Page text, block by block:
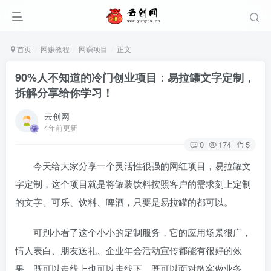
首页 网赚教程 网赚项目 正文
90%人不知道的冷门创业项目：易拉罐文字定制，
拆解分享给你学习！
云创网
4年前更新
0 174 5
今天给大家分享一个灵活性很强的网红项目，易拉罐文
字定制，这个项目就是将罐装饮料按照客户的需求刻上定制
的文字、可乐、饮料、啤酒，只要是易拉罐的都可以。
可别小看了这个小小的定制服务，它的应用场景很广，
情人表白、朋友送礼、企业年会活动宣传都能有很好的效
果，既可以走线上也可以走线下，既可以面对散客做业务，